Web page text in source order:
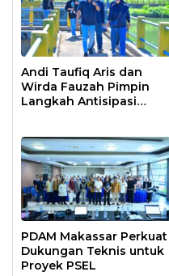
Andi Taufiq Aris dan
Wirda Fauzah Pimpin
Langkah Antisipasi
PDAM Makassar Perkuat
Dukungan Teknis untuk
Proyek PSEL